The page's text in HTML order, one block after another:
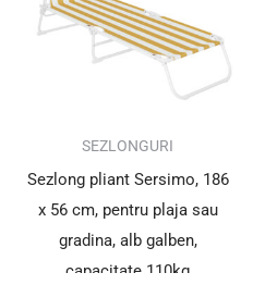
SEZLONGURI
Sezlong pliant Sersimo, 186
x 56 cm, pentru plaja sau
gradina, alb galben,
capacitate 110kg